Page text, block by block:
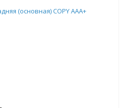
(основная) COPY ААА+